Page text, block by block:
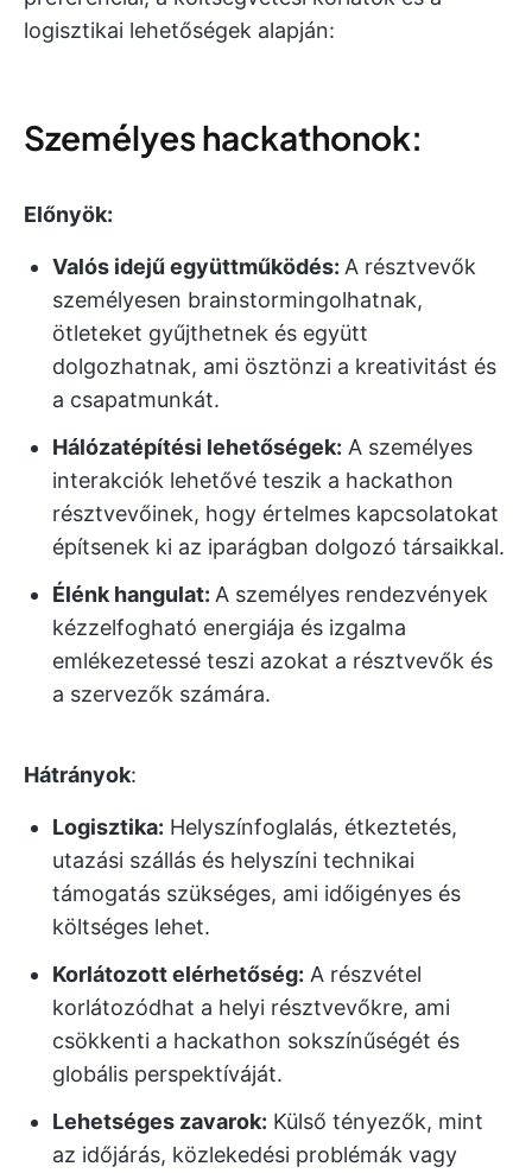
logisztikai lehetőségek alapján:
Személyes hackathonok:
Előnyök:
Valós idejű együttműködés: A résztvevők
személyesen brainstormingolhatnak,
ötleteket gyűjthetnek és együtt
dolgozhatnak, ami ösztönzi a kreativitást és
a csapatmunkát.
Hálózatépítési lehetőségek: A személyes
interakciók lehetővé teszik a hackathon
résztvevőinek, hogy értelmes kapcsolatokat
építsenek ki az iparágban dolgozó társaikkal.
Élénk hangulat: A személyes rendezvények
kézzelfogható energiája és izgalma
emlékezetessé teszi azokat a résztvevők és
a szervezők számára.
Hátrányok:
Logisztika: Helyszínfoglalás, étkeztetés,
utazási szállás és helyszíni technikai
támogatás szükséges, ami időigényes és
költséges lehet.
Korlátozott elérhetőség: A részvétel
korlátozódhat a helyi résztvevőkre, ami
csökkenti a hackathon sokszínűségét és
globális perspektíváját.
Lehetséges zavarok: Külső tényezők, mint
az időjárás, közlekedési problémák vagy